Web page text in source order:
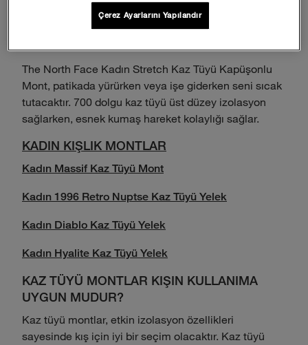
oluşan bir kombinasyon tercih edebilirsin.
The North Face Kadın Stretch Kaz Tüyü Kapüşonlu
Mont, patikada yürürken veya işe giderken seni sıcak
tutacaktır. 700 dolgu kaz tüyü üst düzey izolasyon
sağlarken, esnek kumaş hareket kolaylığı sağlar.
KADIN KIŞLIK MONTLAR
Kadın Massif Kaz Tüyü Mont
Kadın 1996 Retro Nuptse Kaz Tüyü Yelek
Kadın Diablo Kaz Tüyü Yelek
Kadın Hyalite Kaz Tüyü Yelek
KAZ TÜYÜ MONTLAR KIŞIN KULLANIMA
UYGUN MUDUR?
Kaz tüyü montlar, etkin izolasyon özellikleri
sayesinde kış için iyi bir seçim olacaktır. Kaz tüyü
Çerez Ayarlarını Yapılandır